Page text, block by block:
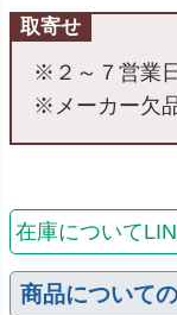
取寄せ
※２～７営業
※メーカー欠
在庫について
商品について